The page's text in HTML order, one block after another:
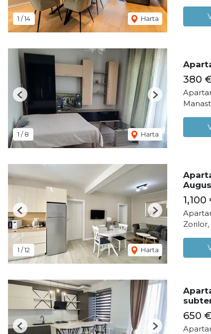
1 /14 Harta
1 /8 Harta
Previous Next
380
1 /12 Harta
Previous Next
1,100
Previous Next
650